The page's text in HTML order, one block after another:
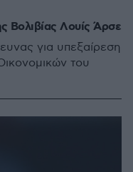
Βολιβίας Λουίς Άρσε
για υπεξαίρεση
του